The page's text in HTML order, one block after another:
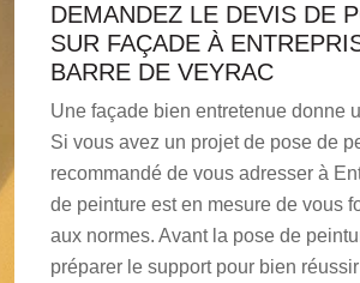
DEMANDEZ LE DEVIS DE
SUR FAÇADE À
BARRE DE VEYRAC
Une façade bien entretenue donne
Si vous avez un projet de pose de
recommandé de vous adresser à
de peinture est en mesure de vous
aux normes. Avant la pose de
préparer le support pour bien